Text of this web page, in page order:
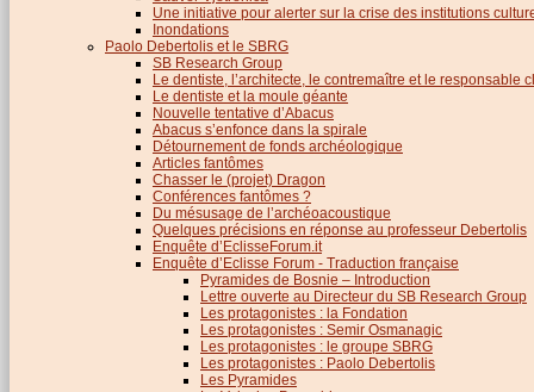
Une initiative pour alerter sur la crise des institutions
Inondations
Paolo Debertolis et le SBRG
SB Research Group
Le dentiste, l’architecte, le contremaître et le responsable
Le dentiste et la moule géante
Nouvelle tentative d’Abacus
Abacus s’enfonce dans la spirale
Détournement de fonds archéologique
Articles fantômes
Chasser le (projet) Dragon
Conférences fantômes ?
Du mésusage de l’archéoacoustique
Quelques précisions en réponse au professeur Debertolis
Enquête d’EclisseForum.it
Enquête d’Eclisse Forum - Traduction française
Pyramides de Bosnie – Introduction
Lettre ouverte au Directeur du SB Research Group
Les protagonistes : la Fondation
Les protagonistes : Semir Osmanagic
Les protagonistes : le groupe SBRG
Les protagonistes : Paolo Debertolis
Les Pyramides